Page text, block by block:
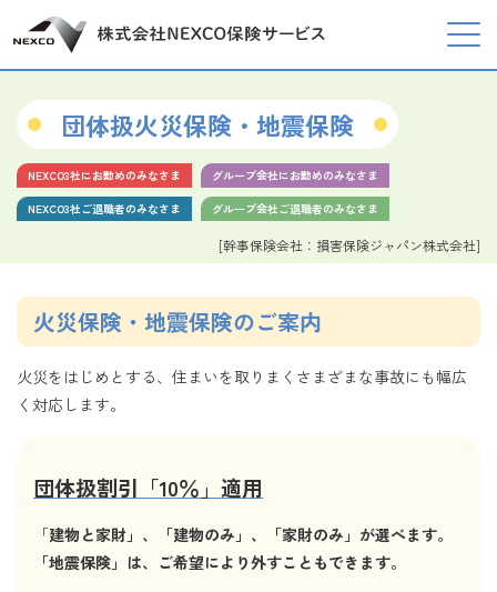
団体扱火災保険・地震保険
NEXCO3社にお勤めのみなさま
グループ会社にお勤めのみなさま
NEXCO3社ご退職者のみなさま
グループ会社ご退職者のみなさま
[幹事保険会社：損害保険ジャパン株式会社]
火災保険・地震保険のご案内
火災をはじめとする、住まいを取りまくさまざまな事故にも幅広
く対応します。
団体扱割引「10％」適用
「建物と家財」、 「建物のみ」、「家財のみ」が選べます。
「地震保険」は、ご希望により外すこともできます。